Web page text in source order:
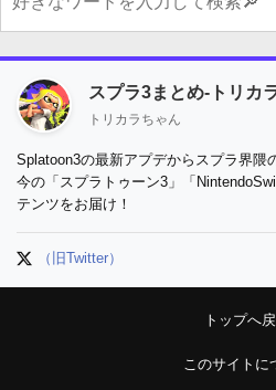
スプラ3まとめ-トリカ
トリカラちゃん
Splatoon3の最新アプデからスプラ界隈
今の「スプラトゥーン3」「
テンツをお届け！
（旧Twitter）
トップへ
このサイトに